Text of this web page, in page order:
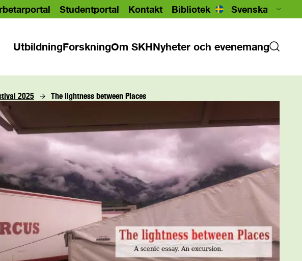
Studentportal Kontakt Bibliotek
UtbildningForskningOm SKHNyheter och evenemang
2025 The lightness between Places